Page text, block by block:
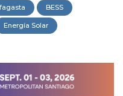
BESS
Energía Solar